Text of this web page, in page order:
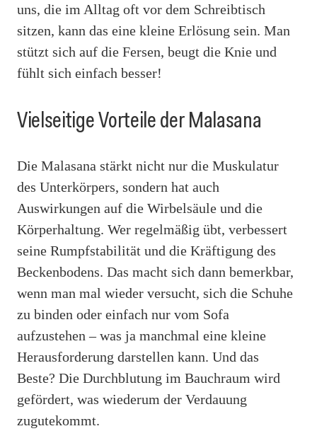
uns, die im Alltag oft vor dem Schreibtisch
sitzen, kann das eine kleine Erlösung sein. Man
stützt sich auf die Fersen, beugt die Knie und
fühlt sich einfach besser!
Vielseitige Vorteile der Malasana
Die Malasana stärkt nicht nur die Muskulatur
des Unterkörpers, sondern hat auch
Auswirkungen auf die Wirbelsäule und die
Körperhaltung. Wer regelmäßig übt, verbessert
seine Rumpfstabilität und die Kräftigung des
Beckenbodens. Das macht sich dann bemerkbar,
wenn man mal wieder versucht, sich die Schuhe
zu binden oder einfach nur vom Sofa
aufzustehen – was ja manchmal eine kleine
Herausforderung darstellen kann. Und das
Beste? Die Durchblutung im Bauchraum wird
gefördert, was wiederum der Verdauung
zugutekommt.